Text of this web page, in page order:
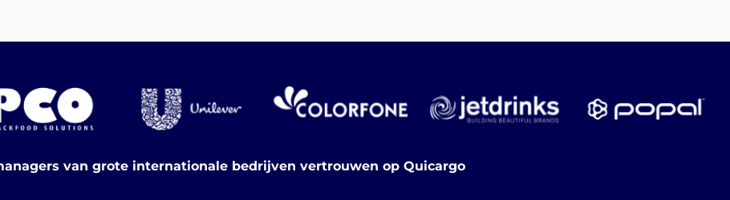
van grote internationale bedrijven vertrouwen op Quicargo